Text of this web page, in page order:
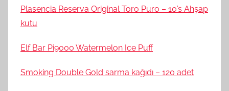
Plasencia Reserva Original Toro Puro – 10’s Ahşap
kutu
Elf Bar Pi9000 Watermelon Ice Puff
Smoking Double Gold sarma kağıdı – 120 adet